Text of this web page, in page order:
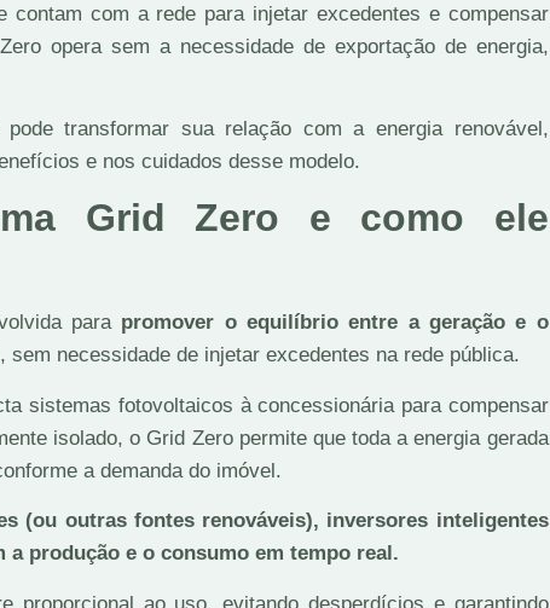
contam com a rede para injetar excedentes e compensar
opera sem a necessidade de exportação de energia,
transformar sua relação com a energia renovável,
e nos cuidados desse modelo.
Grid Zero e como ele
parapromover o equilíbrio entre a geração e o
, sem necessidade de injetar excedentes na rede pública.
sistemas fotovoltaicos à concessionária para compensar
isolado, o Grid Zero permite que toda a energia gerada
a demanda do imóvel.
(ou outras fontes renováveis), inversores inteligentes
produção e o consumo em tempo real.
proporcional ao uso, evitando desperdícios e garantindo